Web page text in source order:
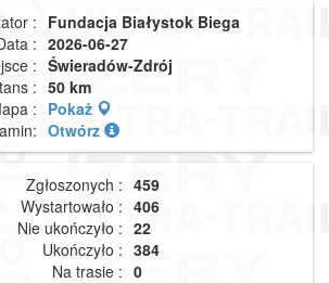
: Fundacja Białystok Biega
: 2026-06-27
: Świeradów-Zdrój
: 50 km
:
Pokaż
Otwórz
Zgłoszonych : 459
Wystartowało : 406
Nie ukończyło : 22
Ukończyło : 384
Na trasie : 0